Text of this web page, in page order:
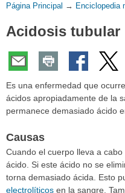
Usted
aquí:
Página Principal → Enciclopedia
Acidosis tubular
Es una enfermedad que
ácidos apropiadamente de la
permanece demasiado ácido
Causas
Cuando el cuerpo lleva a
ácido. Si este ácido no se
torna demasiado ácida. Esto
electrolíticos en la sangre.